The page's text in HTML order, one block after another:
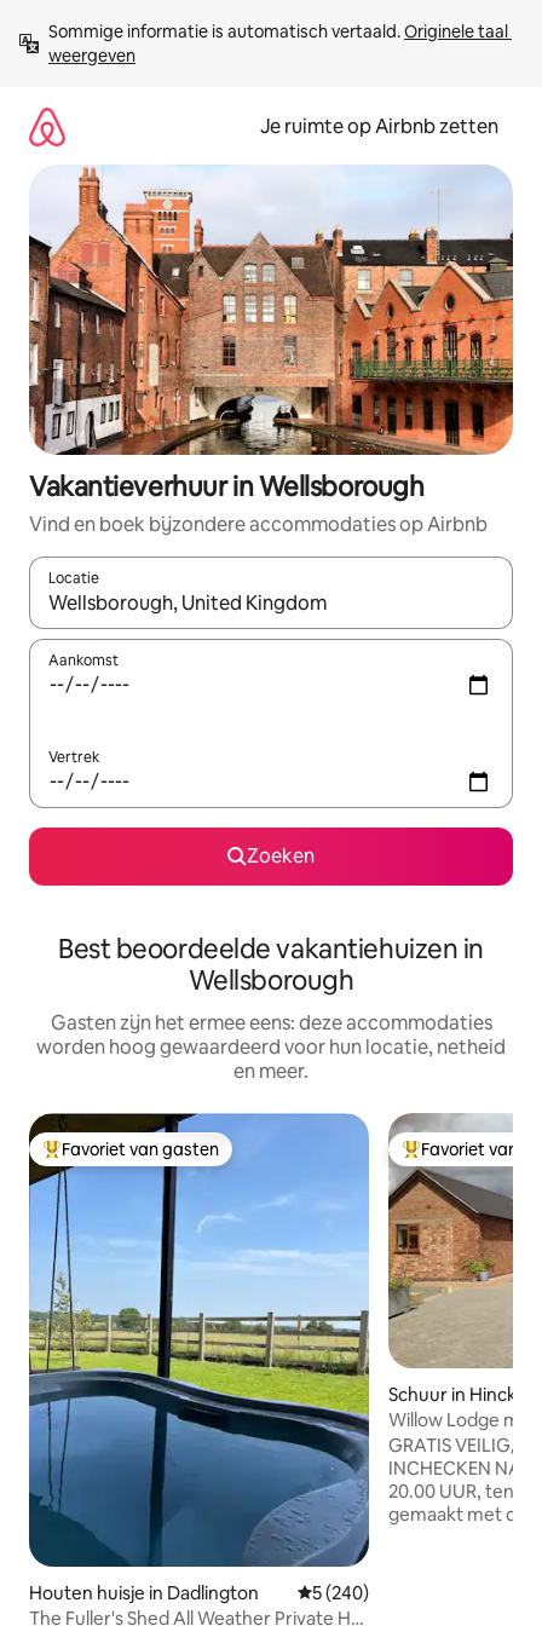
direct
naar
Sommige informatie is automatisch vertaald. Originele taal
weergeven
Je ruimte op Airbnb zetten
Vakantieverhuur in Wellsborough
Vind en boek bijzondere accommodaties op Airbnb
Locatie
Wanneer er suggesties beschikbaar zijn, maak je een keuze
Aankomst
Vertrek
Zoeken
Best beoordeelde vakantiehuizen in
Wellsborough
Gasten zijn het ermee eens: deze accommodaties
worden hoog gewaardeerd voor hun locatie, netheid
en meer.
Topfavoriet van gasten
Favoriet van gasten
Houten huisje in Dadlington Gemiddelde beoordeling
5 (240)
The Fuller's Shed All Weather Private Hot
Topfavoriet van
Favoriet van
Schuur in Hinckley
Willow Lodge
parkeerplaats
GRATIS VEILIG/
INCHECKEN NA
20.00 UUR,
gemaakt met de